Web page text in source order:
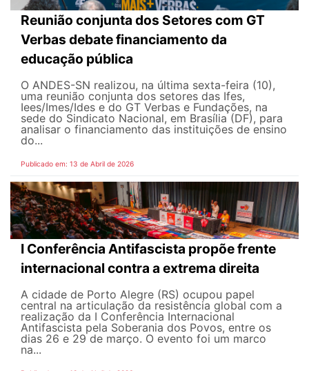
Reunião conjunta dos Setores com GT
Verbas debate financiamento da
educação pública
O ANDES-SN realizou, na última sexta-feira (10),
uma reunião conjunta dos setores das Ifes,
Iees/Imes/Ides e do GT Verbas e Fundações, na
sede do Sindicato Nacional, em Brasília (DF), para
analisar o financiamento das instituições de ensino
do...
Publicado em: 13 de Abril de 2026
I Conferência Antifascista propõe frente
internacional contra a extrema direita
A cidade de Porto Alegre (RS) ocupou papel
central na articulação da resistência global com a
realização da I Conferência Internacional
Antifascista pela Soberania dos Povos, entre os
dias 26 e 29 de março. O evento foi um marco
na...